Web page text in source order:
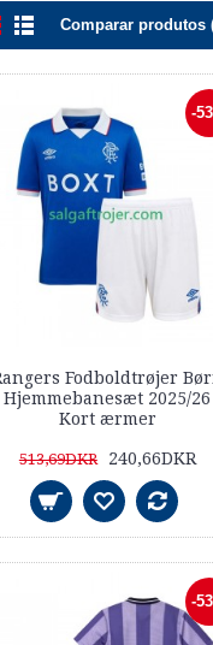
Comparar produtos
-
Fodboldtrøjer
Hjemmebanesæt 2025/26
Kort ærmer
513,69DKR 240,66DKR
-